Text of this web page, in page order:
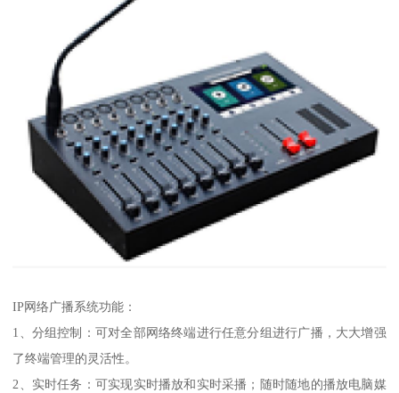
IP网络广播系统功能：
1、分组控制：可对全部网络终端进行任意分组进行广播，大大增强
了终端管理的灵活性。
2、实时任务：可实现实时播放和实时采播；随时随地的播放电脑媒